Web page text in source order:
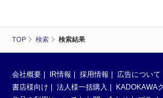
TOP 検索 検索結果
会社概要 IR情報 採用情報 広告について
書店様向け
法人様一括購入
KADOKAWA